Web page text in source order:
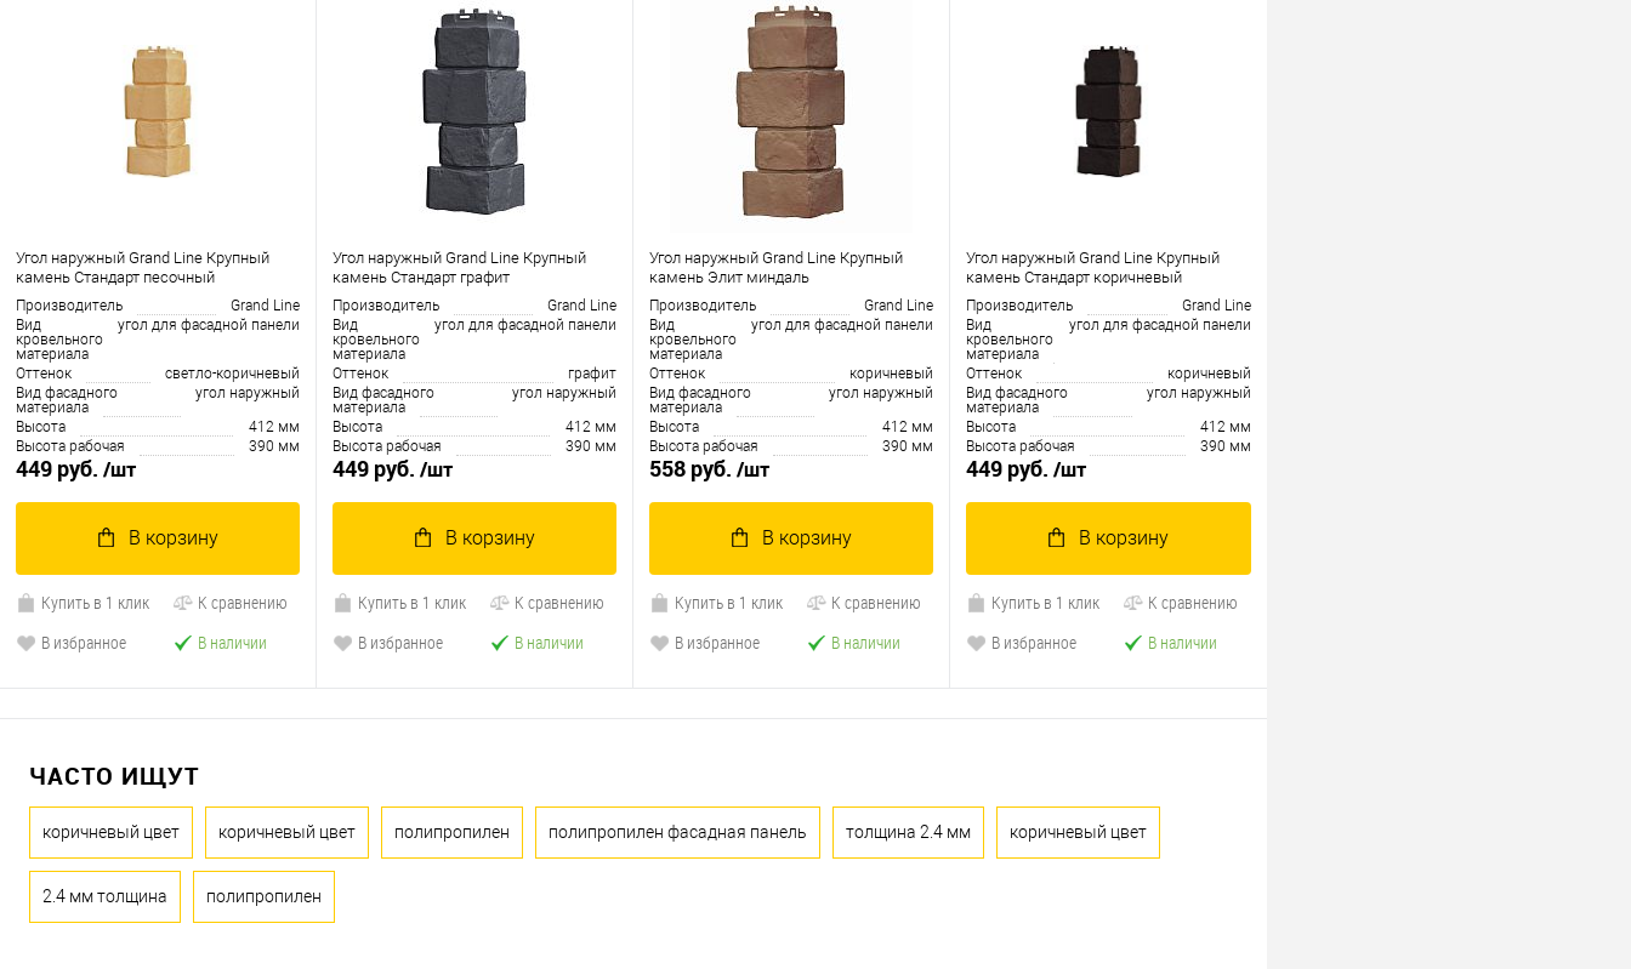
Угол наружный Grand Line Крупный
камень Стандарт песочный
Производитель
Grand Line
Вид
кровельного
материала
угол для фасадной панели
Оттенок
светло-коричневый
Вид фасадного
материала
угол наружный
Высота
412 мм
Высота рабочая
390 мм
449 руб. /шт
В корзину
Купить в 1 клик
К сравнению
В избранное
В наличии
Угол наружный Grand Line Крупный
камень Стандарт графит
Производитель
Grand Line
Вид
кровельного
материала
угол для фасадной панели
Оттенок
графит
Вид фасадного
материала
угол наружный
Высота
412 мм
Высота рабочая
390 мм
449 руб. /шт
В корзину
Купить в 1 клик
К сравнению
В избранное
В наличии
Угол наружный Grand Line Крупный
камень Элит миндаль
Производитель
Grand Line
Вид
кровельного
материала
угол для фасадной панели
Оттенок
коричневый
Вид фасадного
материала
угол наружный
Высота
412 мм
Высота рабочая
390 мм
558 руб. /шт
В корзину
Купить в 1 клик
К сравнению
В избранное
В наличии
Угол наружный Grand Line Крупный
камень Стандарт коричневый
Производитель
Grand Line
Вид
кровельного
материала
угол для фасадной панели
Оттенок
коричневый
Вид фасадного
материала
угол наружный
Высота
412 мм
Высота рабочая
390 мм
449 руб. /шт
В корзину
Купить в 1 клик
К сравнению
В избранное
В наличии
ЧАСТО ИЩУТ
коричневый цвет коричневый цвет полипропилен полипропилен фасадная панель толщина 2.4 мм коричневый цвет
2.4 мм толщина полипропилен